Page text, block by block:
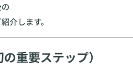
介します。
重要ステップ）